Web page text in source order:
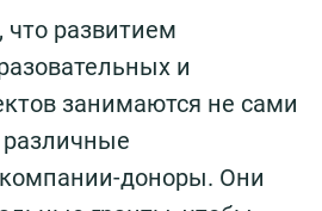
что развитием
и
занимаются не сами
различные
доноры. Они